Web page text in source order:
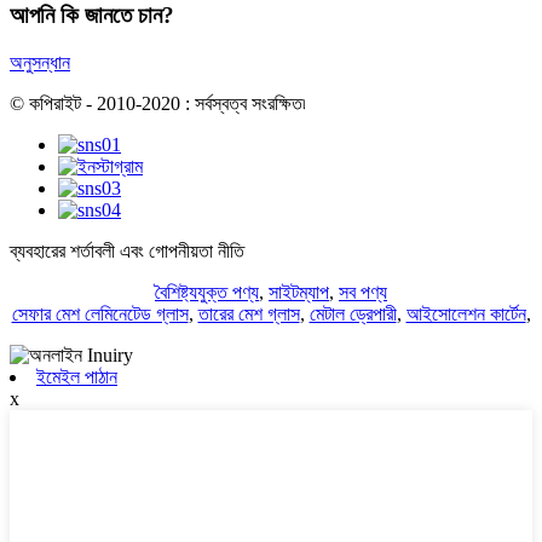
আপনি কি জানতে চান?
অনুসন্ধান
© কপিরাইট - 2010-2020 : সর্বস্বত্ব সংরক্ষিত৷
ব্যবহারের শর্তাবলী এবং গোপনীয়তা নীতি
বৈশিষ্ট্যযুক্ত পণ্য, সাইটম্যাপ, সব পণ্য
সেফার মেশ লেমিনেটেড গ্লাস,তারের মেশ গ্লাস, মেটাল ড্রেপারী, আইসোলেশন কার্টেন,
ইমেইল পাঠান
x